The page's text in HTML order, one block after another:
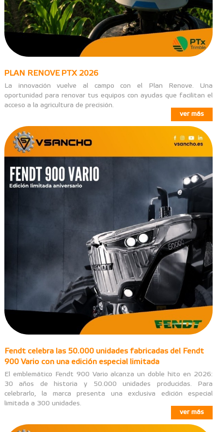
PLAN RENOVE PTX 2026
La innovación vuelve al campo con el Plan Renove. Una
oportunidad para renovar tus equipos con ayudas que facilitan el
acceso a la agricultura de precisión.
ver más
Fendt celebra las 50.000 unidades fabricadas del Fendt
900 Vario con una edición especial limitada
El emblemático Fendt 900 Vario alcanza un doble hito en 2026:
30 años de historia y 50.000 unidades producidas. Para
celebrarlo, la marca presenta una exclusiva edición especial
limitada a 300 unidades.
ver más